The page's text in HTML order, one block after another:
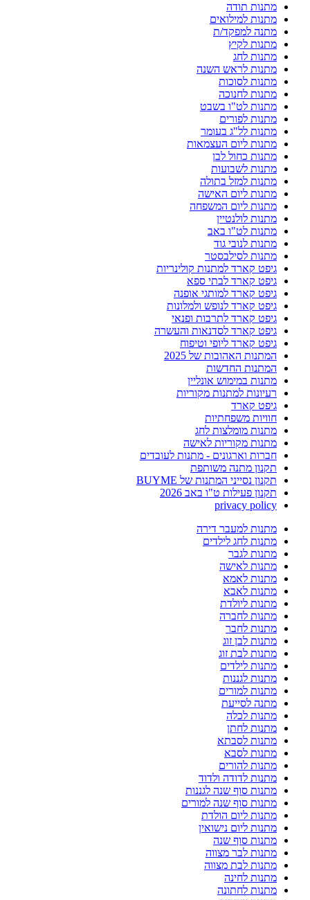
מתנות תודה
מתנות למילואים
מתנה למפקד/ת
מתנות לקיץ
מתנות לחג
מתנות לראש השנה
מתנות לסוכות
מתנות לחנוכה
מתנות לט"ו בשבט
מתנות לפורים
מתנות לל"ג בעומר
מתנות ליום העצמאות
מתנות כחול לבן
מתנות לשבועות
מתנות למזל בתולה
מתנות ליום האישה
מתנות ליום המשפחה
מתנות לולנטיין
מתנות לט"ו באב
מתנות לנובי גוד
מתנות לסילבסטר
גיפט קארד למתנות קולינריות
גיפט קארד לבתי ספא
גיפט קארד למותגי אופנה
גיפט קארד לנופש ולמלונות
גיפט קארד לתרבות ופנאי
גיפט קארד לסדנאות והעשרה
גיפט קארד ליופי וטיפוח
המתנות האהובות של 2025
המתנות החדשות
מתנות במימוש אונליין
רעיונות למתנות מקוריות
גיפט קארד
חוויות משפחתיות
מתנות מומלצות לחג
מתנות מקוריות לאישה
חברות וארגונים - מתנות לעובדים
תקנון מתנה משותפת
תקנון נסייני המתנות של BUYME
תקנון פעילות ט"ו באב 2026
privacy policy
מתנות למעבר דירה
מתנות לחג לילדים
מתנות לגבר
מתנות לאישה
מתנות לאמא
מתנות לאבא
מתנות ליולדת
מתנות לחברה
מתנות לחבר
מתנות לבן זוג
מתנות לבת זוג
מתנות לילדים
מתנות לגננות
מתנות למורים
מתנה לסייעת
מתנות לכלה
מתנות לחתן
מתנות לסבתא
מתנות לסבא
מתנות להורים
מתנות לדודה ולדוד
מתנות סוף שנה לגננות
מתנות סוף שנה למורים
מתנות ליום הולדת
מתנות ליום נישואין
מתנות סוף שנה
מתנות לבר מצווה
מתנות לבת מצווה
מתנות לחינה
מתנות לחתונה